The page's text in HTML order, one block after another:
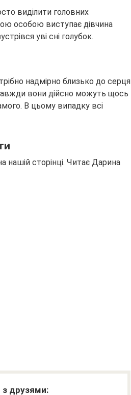
виділити головних
особою виступає дівчина
уві сні голубок.
надмірно близько до серця
вони дійсно можуть щось
В цьому випадку всі
сторінці. Читає Дарина
з друзями: